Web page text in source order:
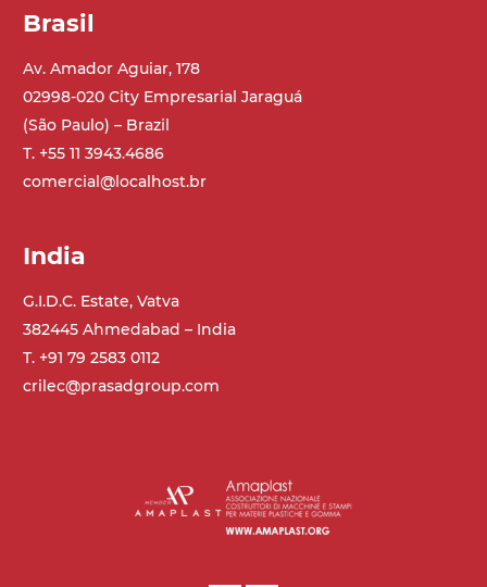
Brasil
Av. Amador Aguiar, 178
02998-020 City Empresarial Jaraguá
(São Paulo) – Brazil
T. +55 11 3943.4686
comercial@localhost.br
India
G.I.D.C. Estate, Vatva
382445 Ahmedabad – India
T. +91 79 2583 0112
crilec@prasadgroup.com